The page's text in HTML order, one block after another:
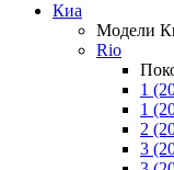
Киа
Модели
Rio
1
1
2
3